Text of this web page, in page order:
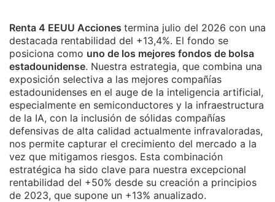
Renta 4 EEUU Acciones termina julio del 2026 con una
destacada rentabilidad del +13,4%. El fondo se
posiciona como uno de los mejores fondos de bolsa
estadounidense. Nuestra estrategia, que combina una
exposición selectiva a las mejores compañías
estadounidenses en el auge de la inteligencia artificial,
especialmente en semiconductores y la infraestructura
de la IA, con la inclusión de sólidas compañías
defensivas de alta calidad actualmente infravaloradas,
nos permite capturar el crecimiento del mercado a la
vez que mitigamos riesgos. Esta combinación
estratégica ha sido clave para nuestra excepcional
rentabilidad del +50% desde su creación a principios
de 2023, que supone un +13% anualizado.